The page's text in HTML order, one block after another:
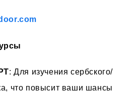
: Для изучения сербского/
что повысит ваши шансы